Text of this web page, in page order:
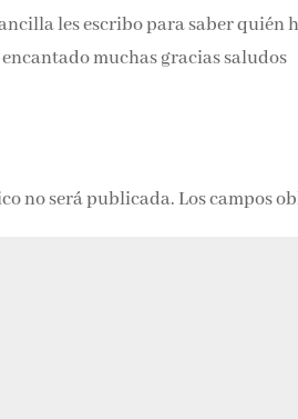
les escribo para saber quién
muchas gracias saludos
no será publicada.Los campos